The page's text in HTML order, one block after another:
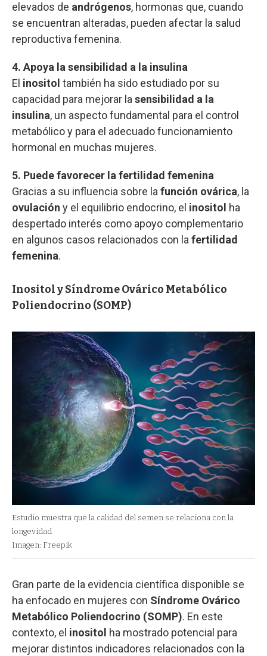
elevados de andrógenos, hormonas que, cuando
se encuentran alteradas, pueden afectar la salud
reproductiva femenina.
4. Apoya la sensibilidad a la insulina
El inositol también ha sido estudiado por su
capacidad para mejorar la sensibilidad a la
insulina, un aspecto fundamental para el control
metabólico y para el adecuado funcionamiento
hormonal en muchas mujeres.
5. Puede favorecer la fertilidad femenina
Gracias a su influencia sobre la función ovárica, la
ovulación y el equilibrio endocrino, el inositol ha
despertado interés como apoyo complementario
en algunos casos relacionados con la fertilidad
femenina.
Inositol y Síndrome Ovárico Metabólico
Poliendocrino (SOMP)
Estudio muestra que la calidad del semen se relaciona con la
longevidad
Imagen: Freepik
Gran parte de la evidencia científica disponible se
ha enfocado en mujeres con Síndrome Ovárico
Metabólico Poliendocrino (SOMP). En este
contexto, el inositol ha mostrado potencial para
mejorar distintos indicadores relacionados con la